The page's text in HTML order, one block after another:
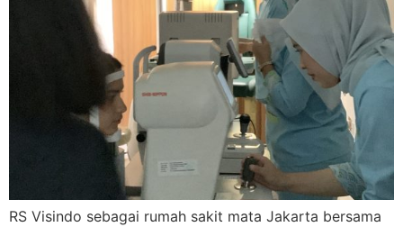
RS Visindo sebagai rumah sakit mata Jakarta bersama